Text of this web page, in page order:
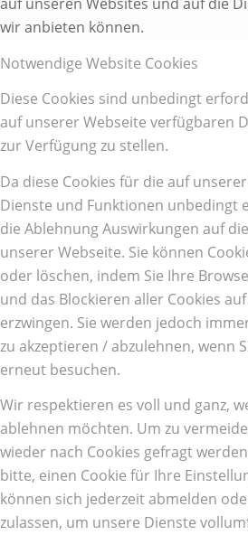
wir anbieten können.
Notwendige Website Cookies
Diese Cookies sind unbedingt
auf unserer Webseite verfügbaren
zur Verfügung zu stellen.
Da diese Cookies für die auf
Dienste und Funktionen unbedingt
die Ablehnung Auswirkungen auf
unserer Webseite. Sie können
oder löschen, indem Sie Ihre
und das Blockieren aller Cookies
erzwingen. Sie werden jedoch
zu akzeptieren / abzulehnen, wenn
erneut besuchen.
Wir respektieren es voll und ganz,
ablehnen möchten. Um zu
wieder nach Cookies gefragt
bitte, einen Cookie für Ihre
können sich jederzeit abmelden
zulassen, um unsere Dienste